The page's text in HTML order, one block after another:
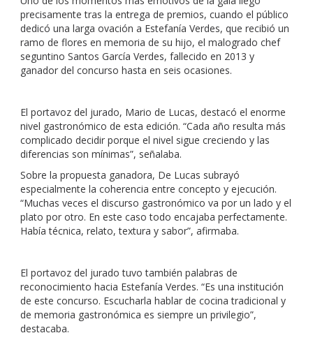
precisamente tras la entrega de premios, cuando el público
dedicó una larga ovación a Estefanía Verdes, que recibió un
ramo de flores en memoria de su hijo, el malogrado chef
seguntino Santos García Verdes, fallecido en 2013 y
ganador del concurso hasta en seis ocasiones.
El portavoz del jurado, Mario de Lucas, destacó el enorme
nivel gastronómico de esta edición. “Cada año resulta más
complicado decidir porque el nivel sigue creciendo y las
diferencias son mínimas”, señalaba.
Sobre la propuesta ganadora, De Lucas subrayó
especialmente la coherencia entre concepto y ejecución.
“Muchas veces el discurso gastronómico va por un lado y el
plato por otro. En este caso todo encajaba perfectamente.
Había técnica, relato, textura y sabor”, afirmaba.
El portavoz del jurado tuvo también palabras de
reconocimiento hacia Estefanía Verdes. “Es una institución
de este concurso. Escucharla hablar de cocina tradicional y
de memoria gastronómica es siempre un privilegio”,
destacaba.